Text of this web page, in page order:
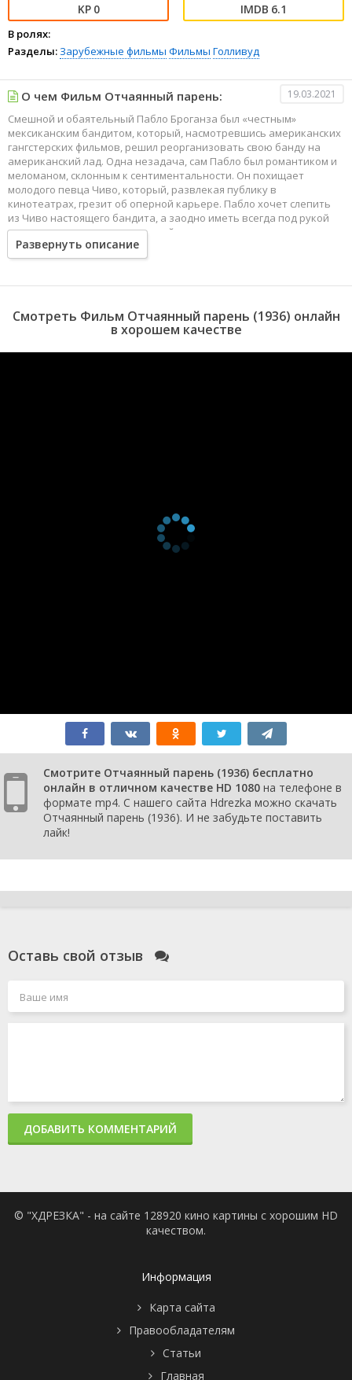
0 6.1
В ролях:
Разделы: Зарубежные фильмы Фильмы Голливуд
О чем Фильм Отчаянный парень: 19.03.2021
Cмешной и обаятельный Пабло Броганза был «честным»
мексиканским бандитом, который, насмотревшись американских
гангстерских фильмов, решил реорганизовать свою банду на
американский лад. Одна незадача, сам Пабло был романтиком и
меломаном, склонным к сентиментальности. Он похищает
молодого певца Чиво, который, развлекая публику в
кинотеатрах, грезит об оперной карьере. Пабло хочет слепить
из Чиво настоящего бандита, а заодно иметь всегда под рукой
замечательного певца, который своим пением развеет его
меланхолию.
просто захватив на время радиостанцию, чтобы его любимчика
бандитом, а тут еще внезапная любовь к похищенной девушке,
за которую Пабло назначил выкуп (он же действует по-
Развернуть описание
Смотреть Фильм Отчаянный парень (1936) онлайн
в хорошем качестве
Смотрите Отчаянный парень (1936) бесплатно
онлайн в отличном качестве HD 1080 на телефоне в
формате mp4. С нашего сайта Hdrezka можно скачать
Отчаянный парень (1936). И не забудьте поставить
лайк!
Оставь свой отзыв
ДОБАВИТЬ КОММЕНТАРИЙ
© "ХДРЕЗКА" - на сайте 128920 кино картины с хорошим HD
качеством.
Информация
Карта сайта
Правообладателям
Статьи
Главная